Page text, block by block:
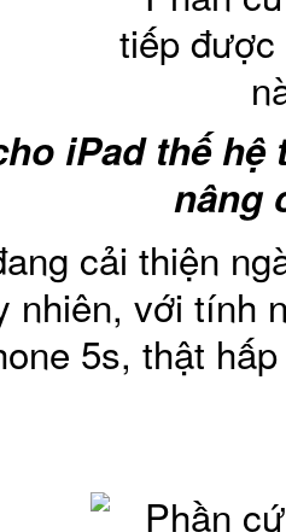
iPad thế
nâng
cải thiện
nhiên, với tính
5s, thật